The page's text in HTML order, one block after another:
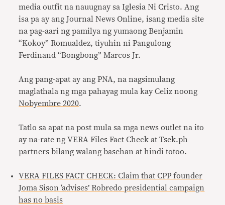
media outfit na nauugnay sa Iglesia Ni Cristo. Ang
isa pa ay ang Journal News Online, isang media site
na pag-aari ng pamilya ng yumaong Benjamin
“Kokoy” Romualdez, tiyuhin ni Pangulong
Ferdinand “Bongbong” Marcos Jr.
Ang pang-apat ay ang PNA, na nagsimulang
maglathala ng mga pahayag mula kay Celiz noong
Nobyembre 2020.
Tatlo sa apat na post mula sa mga news outlet na ito
ay na-rate ng VERA Files Fact Check at Tsek.ph
partners bilang walang basehan at hindi totoo.
VERA FILES FACT CHECK: Claim that CPP founder
Joma Sison ‘advises’ Robredo presidential campaign
has no basis